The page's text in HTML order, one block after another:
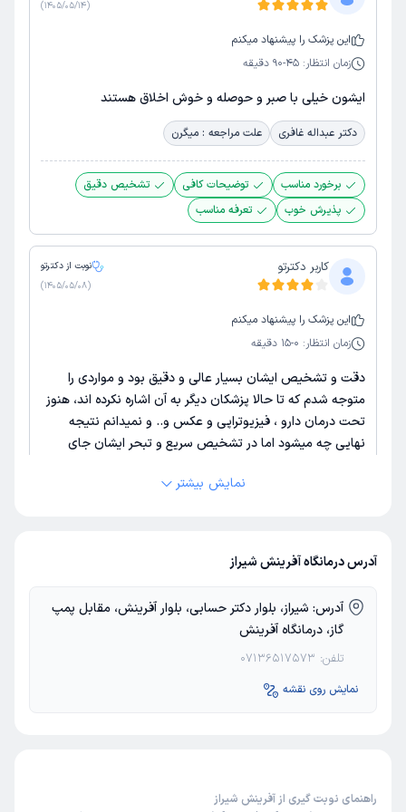
(
1405/05/14
)
این پزشک را پیشنهاد میکنم
زمان انتظار: 45-90 دقیقه
ایشون خیلی با صبر و حوصله و خوش اخلاق هستند
دکتر عبداله غافری علت مراجعه : میگرن
برخورد مناسب توضیحات کافی
تشخیص دقیق
پذیرش خوب
تعرفه مناسب
کاربر دکترتو
نوبت از دکترتو
(
1405/05/08
)
این پزشک را پیشنهاد میکنم
زمان انتظار: 0-15 دقیقه
دقت و تشخیص ایشان بسیار عالی و دقیق بود و مواردی را
متوجه شدم که تا حالا پزشکان دیگر به آن اشاره نکرده اند، هنوز
تحت درمان دارو ، فیزیوتراپی و عکس و..‌ و نمیدانم نتیجه
نهایی چه میشود اما در تشخیص سریع و تبحر ایشان جای
پذیرش خوب
تعرفه مناسب
عدم رضایت
نمایش بیشتر
آدرس درمانگاه آفرینش شیراز
آدرس: شیراز، بلوار دکتر حسابی، بلوار آفرینش، مقابل پمپ
گاز، درمانگاه آفرینش
تلفن: 07136517573
نمایش روی نقشه
راهنمای نوبت گیری از آفرینش شیراز